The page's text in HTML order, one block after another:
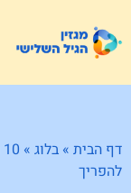
דף הבית » בלוג »
להפריך